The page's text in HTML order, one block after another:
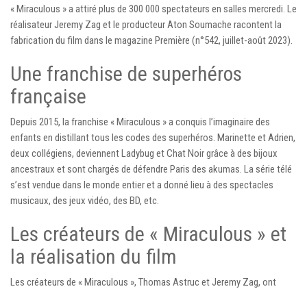
« Miraculous » a attiré plus de 300 000 spectateurs en salles mercredi. Le
réalisateur Jeremy Zag et le producteur Aton Soumache racontent la
fabrication du film dans le magazine Première (n°542, juillet-août 2023).
Une franchise de superhéros
française
Depuis 2015, la franchise « Miraculous » a conquis l’imaginaire des
enfants en distillant tous les codes des superhéros. Marinette et Adrien,
deux collégiens, deviennent Ladybug et Chat Noir grâce à des bijoux
ancestraux et sont chargés de défendre Paris des akumas. La série télé
s’est vendue dans le monde entier et a donné lieu à des spectacles
musicaux, des jeux vidéo, des BD, etc.
Les créateurs de « Miraculous » et
la réalisation du film
Les créateurs de « Miraculous », Thomas Astruc et Jeremy Zag, ont